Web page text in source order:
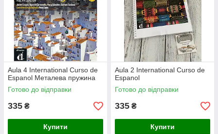
Aula 4 International Curso de
Espanol Металева пружина
Готово до відправки
335 ₴
Купити
Aula 2 International Curso de
Espanol
Готово до відправки
335 ₴
Купити